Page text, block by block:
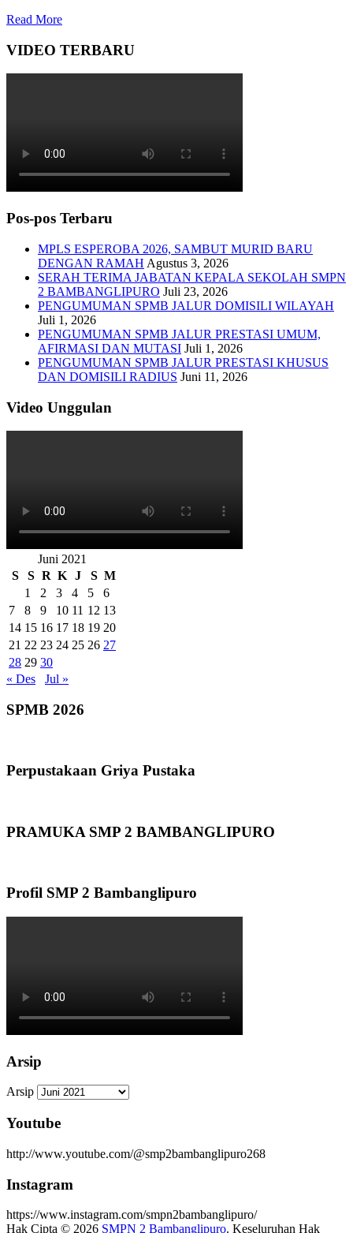
Read More
VIDEO TERBARU
Pos-pos Terbaru
MPLS ESPEROBA 2026, SAMBUT MURID BARU
DENGAN RAMAH Agustus 3, 2026
SERAH TERIMA JABATAN KEPALA SEKOLAH SMPN
2 BAMBANGLIPURO Juli 23, 2026
PENGUMUMAN SPMB JALUR DOMISILI WILAYAH
Juli 1, 2026
PENGUMUMAN SPMB JALUR PRESTASI UMUM,
AFIRMASI DAN MUTASI Juli 1, 2026
PENGUMUMAN SPMB JALUR PRESTASI KHUSUS
DAN DOMISILI RADIUS Juni 11, 2026
Video Unggulan
Juni 2021
S
S R K J S M
1
2 3 4 5
6
7
8 9 10 11 12 13
14 15 16 17 18 19 20
21 22 23 24 25 26 27
28 29 30
« Des
Jul »
SPMB 2026
Perpustakaan Griya Pustaka
PRAMUKA SMP 2 BAMBANGLIPURO
Profil SMP 2 Bambanglipuro
Arsip
Arsip
Youtube
http://www.youtube.com/@smp2bambanglipuro268
Instagram
https://www.instagram.com/smpn2bambanglipuro/
Hak Cipta © 2026 SMPN 2 Bambanglipuro. Keseluruhan Hak